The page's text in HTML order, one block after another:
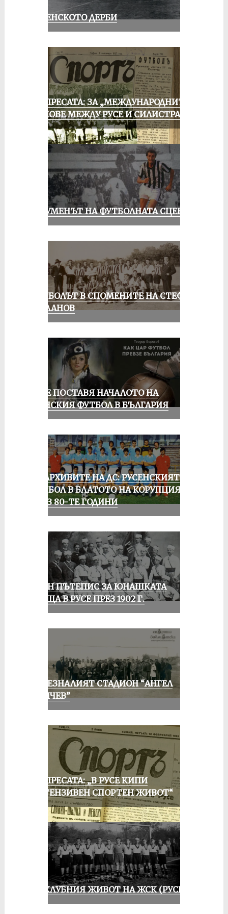
РУСЕНСКОТО ДЕРБИ
ОТ ПРЕСАТА: ЗА „МЕЖДУНАРОДНИТЕ“
МАЧОВЕ МЕЖДУ РУСЕ И СИЛИСТРА
ШОУМЕНЪТ НА ФУТБОЛНАТА СЦЕНА
ФУТБОЛЪТ В СПОМЕНИТЕ НА СТЕФАН
МИЛАНОВ
РУСЕ ПОСТАВЯ НАЧАЛОТО НА
ЖЕНСКИЯ ФУТБОЛ В БЪЛГАРИЯ
ИЗ АРХИВИТЕ НА ДС: РУСЕНСКИЯТ
ФУТБОЛ В БЛАТОТО НА КОРУПЦИЯТА
ПРЕЗ 80-ТЕ ГОДИНИ
ЕДИН ПЪТЕПИС ЗА ЮНАШКАТА
СРЕЩА В РУСЕ ПРЕЗ 1902 Г.
ИЗЧЕЗНАЛИЯТ СТАДИОН “АНГЕЛ
КЪНЧЕВ”
ОТ ПРЕСАТА: „В РУСЕ КИПИ
ИНТЕНЗИВЕН СПОРТЕН ЖИВОТ“
ИЗ КЛУБНИЯ ЖИВОТ НА ЖСК (РУСЕ)